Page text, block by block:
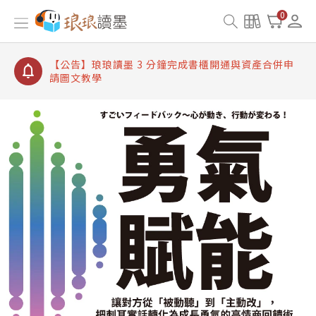
0
【公告】琅琅讀墨書櫃開通常見問題
【公告】琅琅讀墨 3 分鐘完成書櫃開通與資產合併申
【公告】琅琅書店服務升級重要說明及資產合併結果
查詢